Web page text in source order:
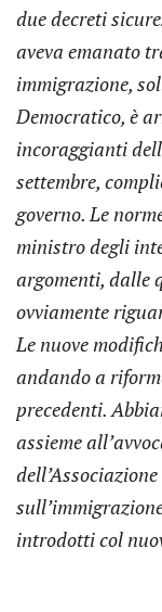
due decreti
aveva emanato
immigrazione,
Democratico, è
incoraggianti
settembre,
governo. Le
ministro degli
argomenti, dalle
ovviamente
Le nuove
andando a
precedenti.
assieme
introdotti col